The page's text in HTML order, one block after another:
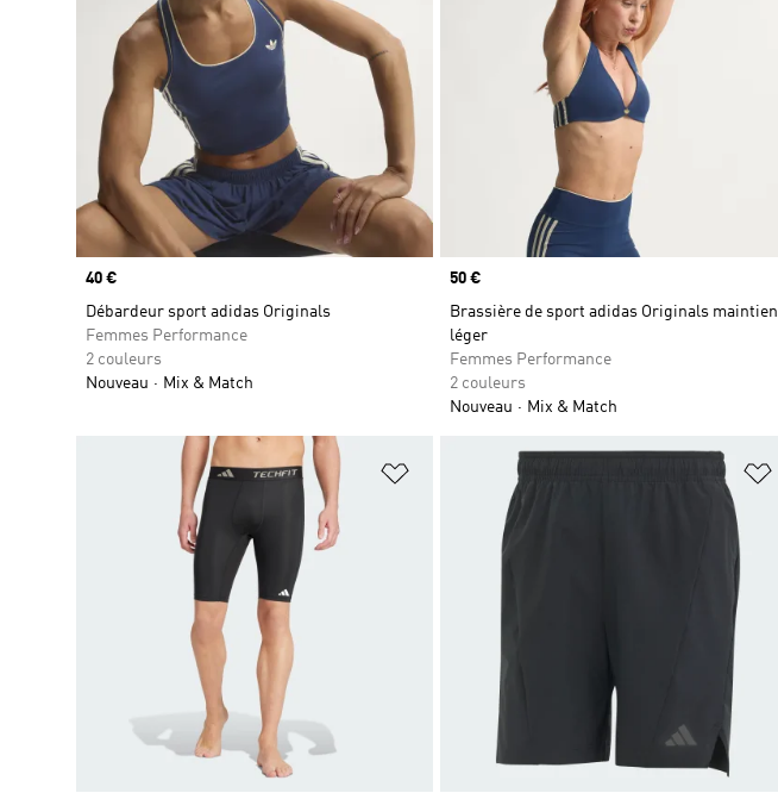
Prix
40 €
Débardeur sport adidas Originals
Femmes Performance
2 couleurs
Nouveau
Mix & Match
Prix
50 €
Brassière de sport adidas Originals maintien
léger
Femmes Performance
2 couleurs
Nouveau
Mix & Match
Ajouter à la Liste de produits favoris